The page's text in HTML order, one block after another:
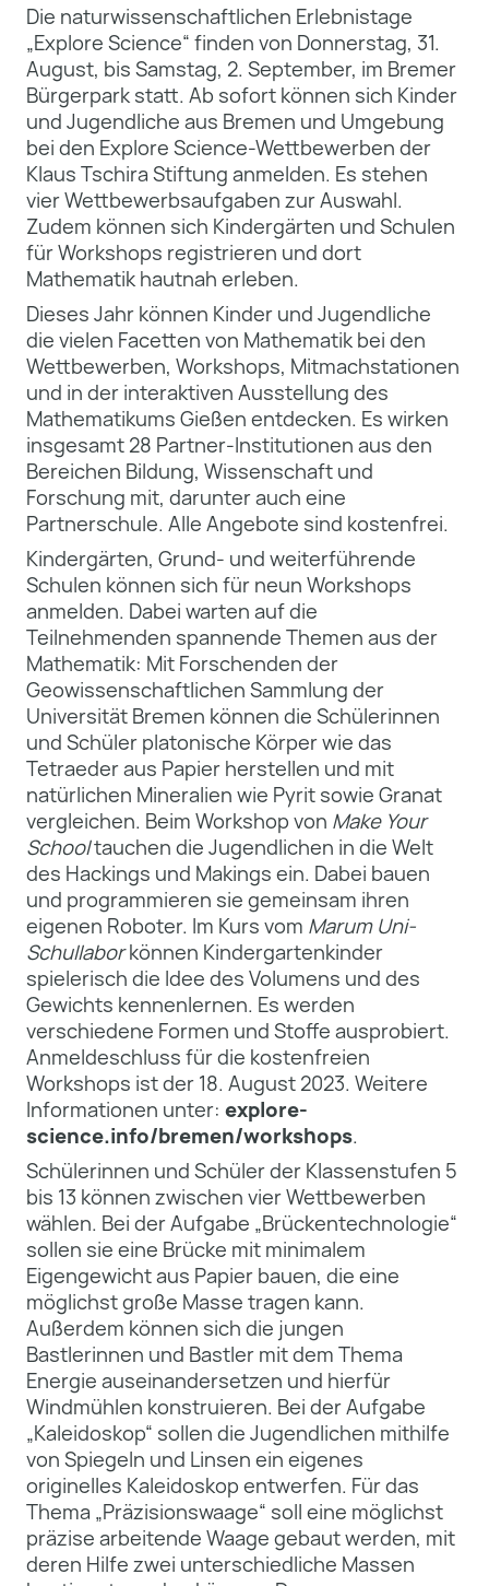
Die naturwissenschaftlichen Erlebnistage
„Explore Science“ finden von Donnerstag, 31.
August, bis Samstag, 2. September, im Bremer
Bürgerpark statt. Ab sofort können sich Kinder
und Jugendliche aus Bremen und Umgebung
bei den Explore Science-Wettbewerben der
Klaus Tschira Stiftung anmelden. Es stehen
vier Wettbewerbsaufgaben zur Auswahl.
Zudem können sich Kindergärten und Schulen
für Workshops registrieren und dort
Mathematik hautnah erleben.
Dieses Jahr können Kinder und Jugendliche
die vielen Facetten von Mathematik bei den
Wettbewerben, Workshops, Mitmachstationen
und in der interaktiven Ausstellung des
Mathematikums Gießen entdecken. Es wirken
insgesamt 28 Partner-Institutionen aus den
Bereichen Bildung, Wissenschaft und
Forschung mit, darunter auch eine
Partnerschule. Alle Angebote sind kostenfrei.
Kindergärten, Grund- und weiterführende
Schulen können sich für neun Workshops
anmelden. Dabei warten auf die
Teilnehmenden spannende Themen aus der
Mathematik: Mit Forschenden der
Geowissenschaftlichen Sammlung der
Universität Bremen können die Schülerinnen
und Schüler platonische Körper wie das
Tetraeder aus Papier herstellen und mit
natürlichen Mineralien wie Pyrit sowie Granat
vergleichen. Beim Workshop von Make Your
Schooltauchen die Jugendlichen in die Welt
des Hackings und Makings ein. Dabei bauen
und programmieren sie gemeinsam ihren
eigenen Roboter. Im Kurs vom Marum Uni-
Schullaborkönnen Kindergartenkinder
spielerisch die Idee des Volumens und des
Gewichts kennenlernen. Es werden
verschiedene Formen und Stoffe ausprobiert.
Anmeldeschluss für die kostenfreien
Workshops ist der 18. August 2023. Weitere
Informationen unter: explore-
science.info/bremen/workshops.
Schülerinnen und Schüler der Klassenstufen 5
bis 13 können zwischen vier Wettbewerben
wählen. Bei der Aufgabe „Brückentechnologie“
sollen sie eine Brücke mit minimalem
Eigengewicht aus Papier bauen, die eine
möglichst große Masse tragen kann.
Außerdem können sich die jungen
Bastlerinnen und Bastler mit dem Thema
Energie auseinandersetzen und hierfür
Windmühlen konstruieren. Bei der Aufgabe
„Kaleidoskop“ sollen die Jugendlichen mithilfe
von Spiegeln und Linsen ein eigenes
originelles Kaleidoskop entwerfen. Für das
Thema „Präzisionswaage“ soll eine möglichst
präzise arbeitende Waage gebaut werden, mit
deren Hilfe zwei unterschiedliche Massen